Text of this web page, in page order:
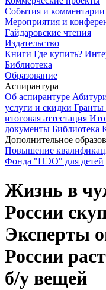
События и комментарии
Мероприятия и
Гайдаровские чтения
Издательство
Книги Где купить?
Библиотека
Образование
Аспирантура
Об аспирантуре
услуги и скидки Гранты
итоговая аттестация
документы Библиотека
Дополнительное
Повышение
Фонда "НЭО" для детей
Жизнь в
России
Эксперты
России
б/у вещей